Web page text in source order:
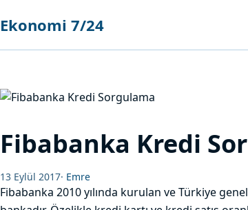
Ekonomi 7/24
Fibabanka Kredi
13 Eylül 2017· Emre
Fibabanka 2010 yılında kurulan ve Türkiye